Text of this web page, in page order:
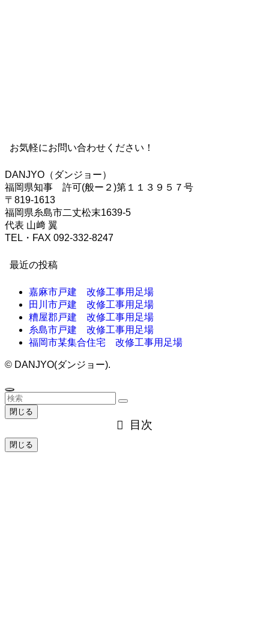
お気軽にお問い合わせください！
DANJYO（ダンジョー）
福岡県知事 許可(般ー２)第１１３９５７号
〒819-1613
福岡県糸島市二丈松末1639-5
代表 山﨑 翼
TEL・FAX 092-332-8247
最近の投稿
嘉麻市戸建 改修工事用足場
田川市戸建 改修工事用足場
糟屋郡戸建 改修工事用足場
糸島市戸建 改修工事用足場
福岡市某集合住宅 改修工事用足場
© DANJYO(ダンジョー).
閉じる
目次
閉じる